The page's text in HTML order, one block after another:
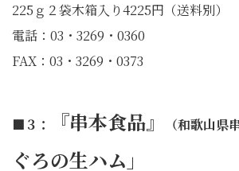
225ｇ２袋木箱入り4225円（送料別）
電話：03・3269・0360
FAX：03・3269・0373
■３： 『串本食品』 （和歌山県
ぐろの生ハム」